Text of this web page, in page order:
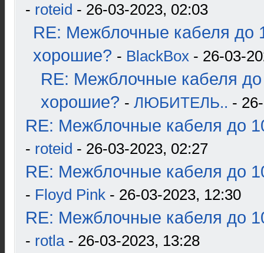
- roteid - 26-03-2023, 02:03
RE: Межблочные кабеля до
хорошие? - BlackBox - 26-03-
RE: Межблочные кабеля до
хорошие? - ЛЮБИТЕЛЬ.. -
RE: Межблочные кабеля до
- roteid - 26-03-2023, 02:27
RE: Межблочные кабеля до
- Floyd Pink - 26-03-2023, 12:30
RE: Межблочные кабеля до
- rotla- 26-03-2023, 13:28